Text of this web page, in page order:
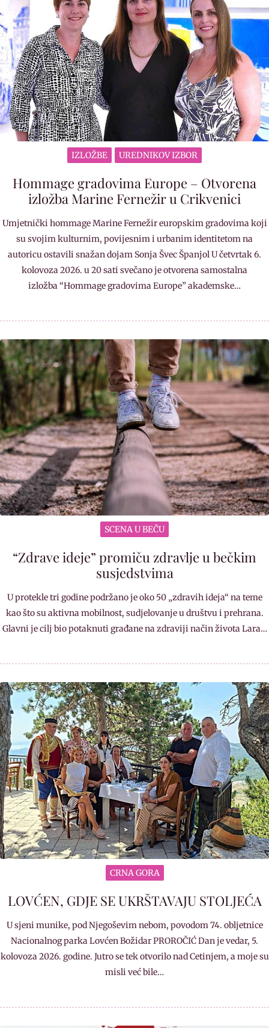
IZLOŽBE UREDNIKOV IZBOR
Hommage gradovima Europe – Otvorena
izložba Marine Fernežir u Crikvenici
Umjetnički hommage Marine Fernežir europskim gradovima koji
su svojim kulturnim, povijesnim i urbanim identitetom na
autoricu ostavili snažan dojam Sonja Švec Španjol U četvrtak 6.
kolovoza 2026. u 20 sati svečano je otvorena samostalna
izložba “Hommage gradovima Europe” akademske…
SCENA U BEČU
“Zdrave ideje” promiču zdravlje u bečkim
susjedstvima
U protekle tri godine podržano je oko 50 „zdravih ideja“ na teme
kao što su aktivna mobilnost, sudjelovanje u društvu i prehrana.
Glavni je cilj bio potaknuti građane na zdraviji način života Lara…
CRNA GORA
LOVĆEN, GDJE SE UKRŠTAVAJU STOLJEĆA
U sjeni munike, pod Njegoševim nebom, povodom 74. obljetnice
Nacionalnog parka Lovćen Božidar PROROČIĆ Dan je vedar, 5.
kolovoza 2026. godine. Jutro se tek otvorilo nad Cetinjem, a moje su
misli već bile…